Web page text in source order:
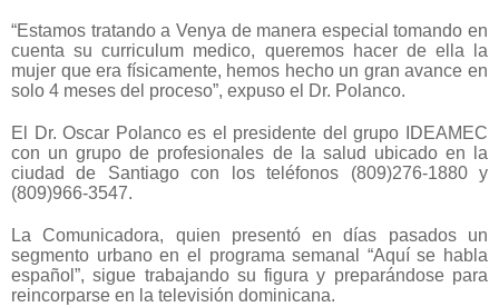
“Estamos tratando a Venya de manera especial tomando en
cuenta su curriculum medico, queremos hacer de ella la
mujer que era físicamente, hemos hecho un gran avance en
solo 4 meses del proceso”, expuso el Dr. Polanco.
El Dr. Oscar Polanco es el presidente del grupo IDEAMEC
con un grupo de profesionales de la salud ubicado en la
ciudad de Santiago con los teléfonos (809)276-1880 y
(809)966-3547.
La Comunicadora, quien presentó en días pasados un
segmento urbano en el programa semanal “Aquí se habla
español”, sigue trabajando su figura y preparándose para
reincorparse en la televisión dominicana.